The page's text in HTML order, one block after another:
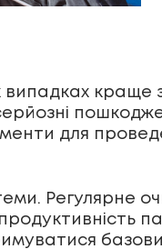
випадках краще
для
Регулярне